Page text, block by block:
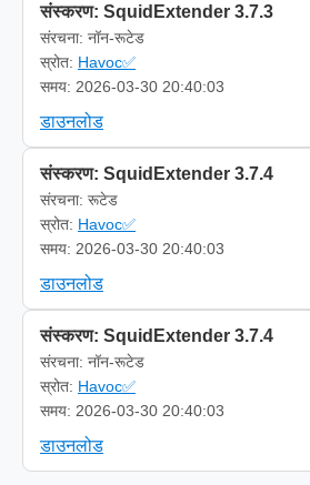
संस्करण: SquidExtender 3.7.3
संरचना: नॉन-रूटेड
स्रोत: Havoc✅
समय: 2026-03-30 20:40:03
डाउनलोड
संस्करण: SquidExtender 3.7.4
संरचना: रूटेड
स्रोत: Havoc✅
समय: 2026-03-30 20:40:03
डाउनलोड
संस्करण: SquidExtender 3.7.4
संरचना: नॉन-रूटेड
स्रोत: Havoc✅
समय: 2026-03-30 20:40:03
डाउनलोड